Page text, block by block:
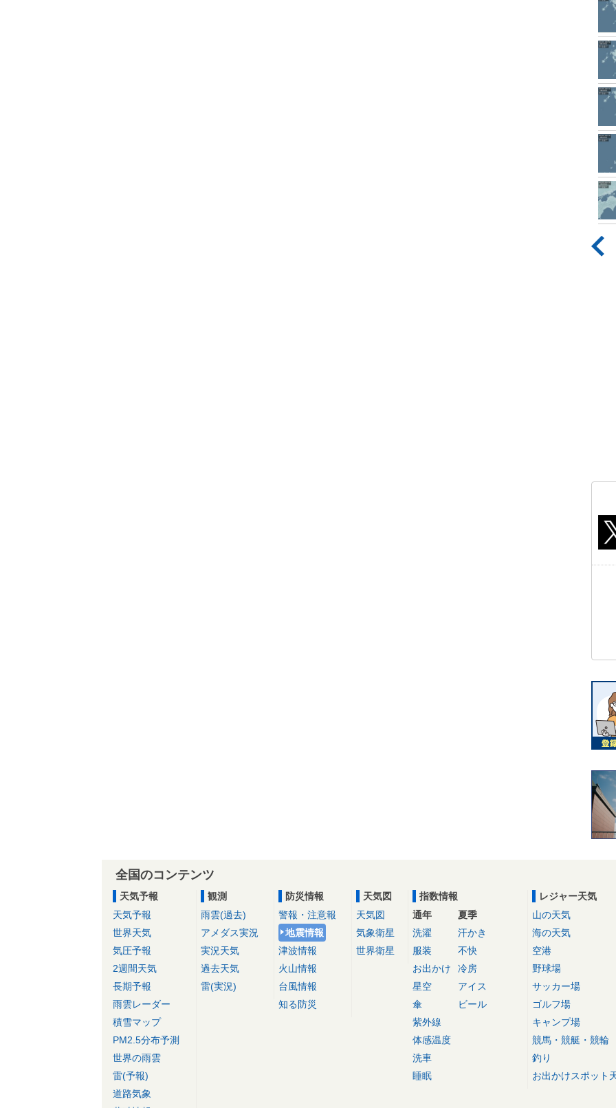
全国のコンテンツ
天気予報
天気予報
世界天気
気圧予報
2週間天気
長期予報
雨雲レーダー
積雪マップ
PM2.5分布予測
世界の雨雲
雷(予報)
道路気象
観測
雨雲(過去)
アメダス実況
実況天気
過去天気
雷(実況)
防災情報
警報・注意報
地震情報
津波情報
火山情報
台風情報
知る防災
天気図
天気図
気象衛星
世界衛星
指数情報
通年
洗濯
服装
お出かけ
星空
傘
紫外線
体感温度
洗車
睡眠
夏季
汗かき
不快
冷房
アイス
ビール
レジャー天気
山の天気
海の天気
空港
野球場
サッカー場
ゴルフ場
キャンプ場
競馬・競艇・競輪
釣り
お出かけスポット